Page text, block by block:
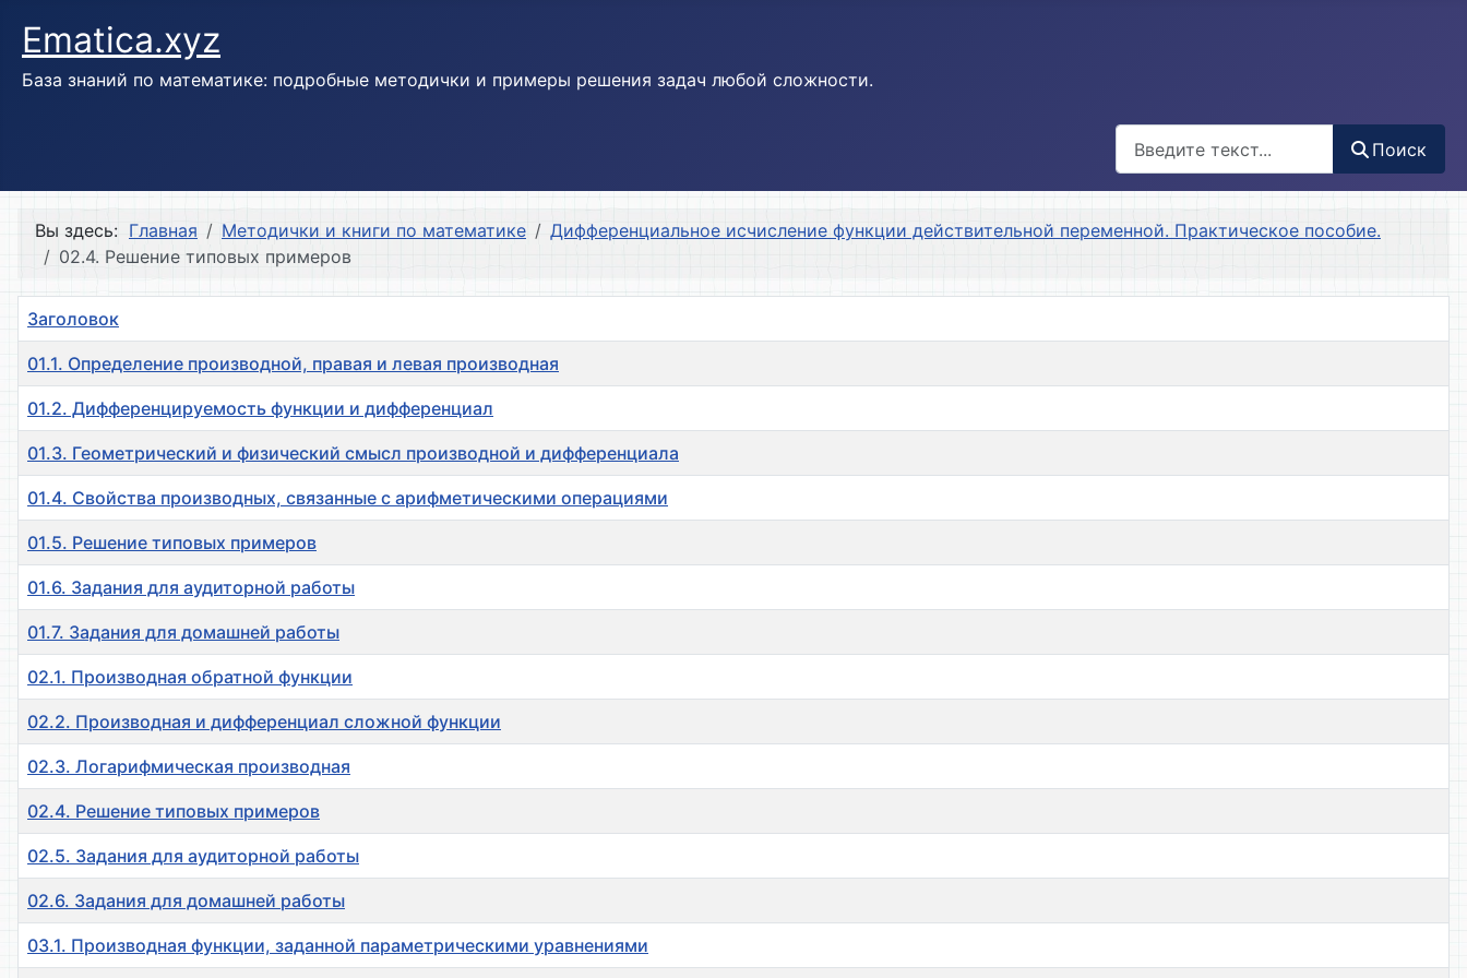
Ematica.xyz
База знаний по математике: подробные методички и примеры решения задач любой сложности.
Поиск
Вы здесь: Главная Методички и книги по математике
Дифференциальное исчисление функции действительной переменной. Практическое пособие.
02.4. Решение типовых примеров
Заголовок
01.1. Определение производной, правая и левая производная
01.2. Дифференцируемость функции и дифференциал
01.3. Геометрический и физический смысл производной и дифференциала
01.4. Свойства производных, связанные с арифметическими операциями
01.5. Решение типовых примеров
01.6. Задания для аудиторной работы
01.7. Задания для домашней работы
02.1. Производная обратной функции
02.2. Производная и дифференциал сложной функции
02.3. Логарифмическая производная
02.4. Решение типовых примеров
02.5. Задания для аудиторной работы
02.6. Задания для домашней работы
03.1. Производная функции, заданной параметрическими уравнениями